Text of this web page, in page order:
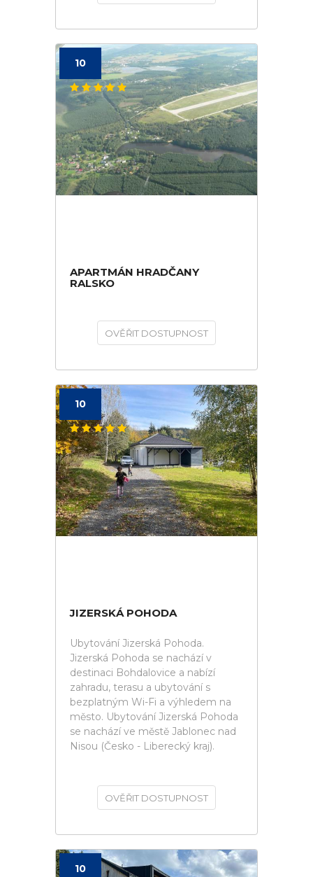
10
APARTMÁN HRADČANY
RALSKO
OVĚŘIT DOSTUPNOST
10
JIZERSKÁ POHODA
Ubytování Jizerská Pohoda.
Jizerská Pohoda se nachází v
destinaci Bohdalovice a nabízí
zahradu, terasu a ubytování s
bezplatným Wi-Fi a výhledem na
město. Ubytování Jizerská Pohoda
se nachází ve městě Jablonec nad
Nisou (Česko - Liberecký kraj).
OVĚŘIT DOSTUPNOST
10